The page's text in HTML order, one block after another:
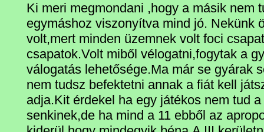
Ki meri megmondani ,hogy a másik nem
egymáshoz viszonyítva mind jó. Nekünk
volt,mert minden üzemnek volt foci
csapatok.Volt miből vélogatni,fogytak a
válogatás lehetősége.Ma már se gyárak
nem tudsz befektetni annak a fiát kell
adja.Kit érdekel ha egy játékos nem tud
senkinek,de ha mind a 11 ebből az